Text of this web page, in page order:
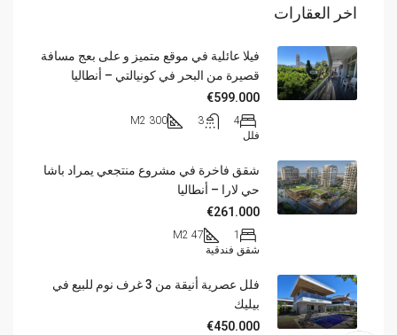
اخر العقارات
فيلا عائلية في موقع متميز و على بعج مسافة
قصيرة من البحر في كونيالتي – أنطاليا
€599.000
4
3
300 M2
فلل
شقق فاخرة في مشروع منتجعي يمراد باشا
حي لارا – أنطاليا
€261.000
1
47 M2
شقق فندقية
فلل عصرية أنيقة من 3 غرف نوم للبيع في
بيليك
€450.000